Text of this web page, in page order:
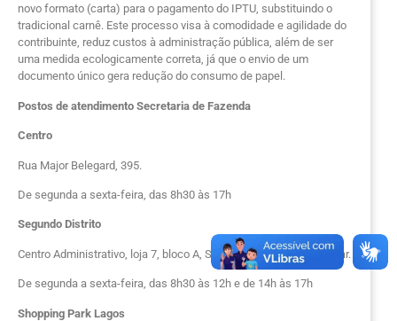
novo formato (carta) para o pagamento do IPTU, substituindo o
tradicional carnê. Este processo visa à comodidade e agilidade do
contribuinte, reduz custos à administração pública, além de ser
uma medida ecologicamente correta, já que o envio de um
documento único gera redução do consumo de papel.
Postos de atendimento Secretaria de Fazenda
Centro
Rua Major Belegard, 395.
De segunda a sexta-feira, das 8h30 às 17h
Segundo Distrito
Centro Administrativo, loja 7, bloco A, Shopping UnaPark – Unamar.
De segunda a sexta-feira, das 8h30 às 12h e de 14h às 17h
Shopping Park Lagos